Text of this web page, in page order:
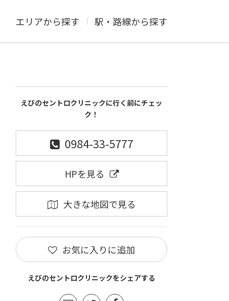
エリアから探す 駅・路線から探す
えびのセントロクリニックに行く前にチェッ
ク！
0984-33-5777
HPを見る
大きな地図で見る
お気に入りに追加
えびのセントロクリニックをシェアする